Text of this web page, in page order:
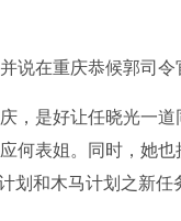
在重庆恭候郭司令
是好让任晓光一道
何表姐。同时，她
划和木马计划之新任